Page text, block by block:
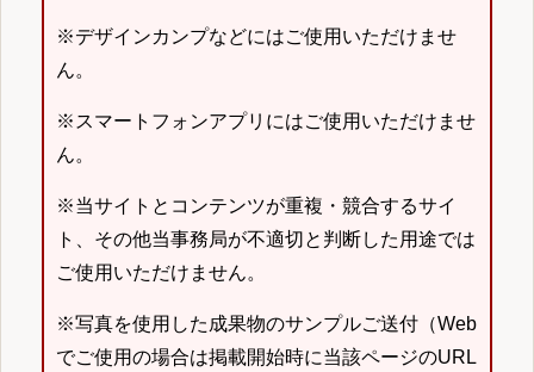
※デザインカンプなどにはご使用いただけませ
ん。
※スマートフォンアプリにはご使用いただけませ
ん。
※当サイトとコンテンツが重複・競合するサイ
ト、その他当事務局が不適切と判断した用途では
ご使用いただけません。
※写真を使用した成果物のサンプルご送付（Web
でご使用の場合は掲載開始時に当該ページのURL